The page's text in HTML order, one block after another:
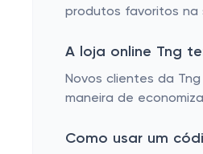
produtos favoritos na
A loja online Tng
Novos clientes da
maneira de
Como usar um